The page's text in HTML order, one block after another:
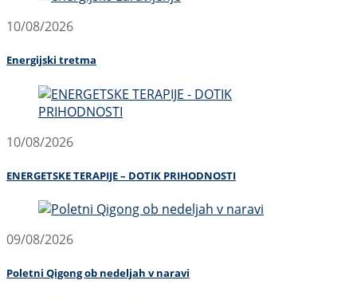
10/08/2026
Energijski tretma
10/08/2026
ENERGETSKE TERAPIJE – DOTIK PRIHODNOSTI
09/08/2026
Poletni Qigong ob nedeljah v naravi